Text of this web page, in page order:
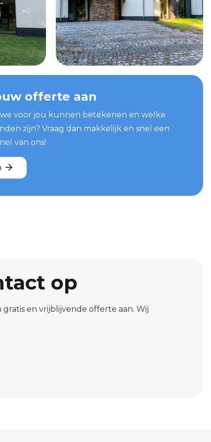
offerte aan
voor jou kunnen betekenen en welke
zijn? Vraag dan makkelijk en snel een
van ons!
op
en vrijblijvende offerte aan. Wij